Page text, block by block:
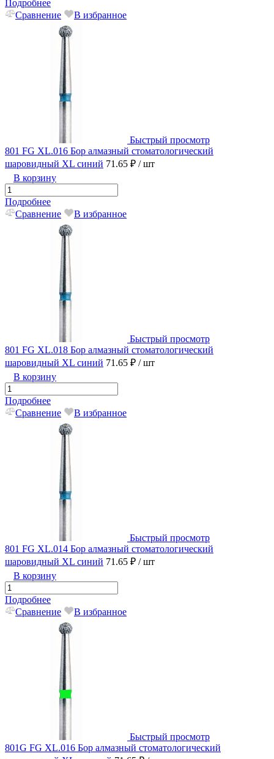
Подробнее
Сравнение
В избранное
Быстрый просмотр
801 FG XL.016 Бор алмазный стоматологический
шаровидный XL синий 71.65 ₽ / шт
В корзину
Подробнее
Сравнение
В избранное
Быстрый просмотр
801 FG XL.018 Бор алмазный стоматологический
шаровидный XL синий 71.65 ₽ / шт
В корзину
Подробнее
Сравнение
В избранное
Быстрый просмотр
801 FG XL.014 Бор алмазный стоматологический
шаровидный XL синий 71.65 ₽ / шт
В корзину
Подробнее
Сравнение
В избранное
Быстрый просмотр
801G FG XL.016 Бор алмазный стоматологический